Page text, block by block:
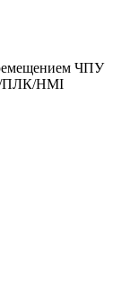
ЧПУ
ПЛК/HMI